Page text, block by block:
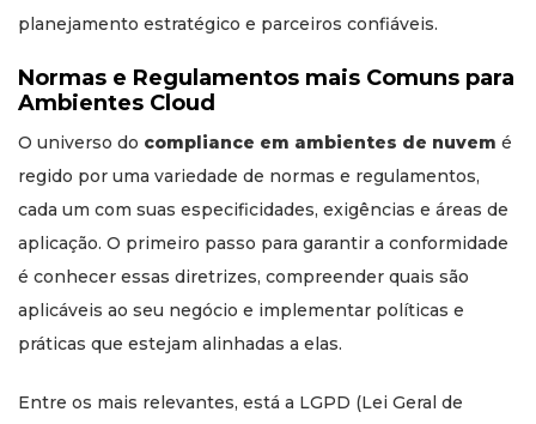
planejamento estratégico e parceiros confiáveis.
Normas e Regulamentos mais Comuns para
Ambientes Cloud
O universo do compliance em ambientes de nuvem é
regido por uma variedade de normas e regulamentos,
cada um com suas especificidades, exigências e áreas de
aplicação. O primeiro passo para garantir a conformidade
é conhecer essas diretrizes, compreender quais são
aplicáveis ao seu negócio e implementar políticas e
práticas que estejam alinhadas a elas.
Entre os mais relevantes, está a LGPD (Lei Geral de